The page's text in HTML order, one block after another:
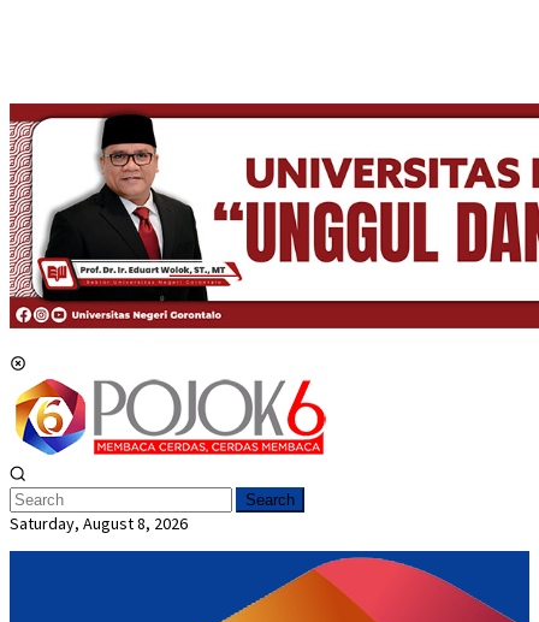
Search
Saturday, August 8, 2026